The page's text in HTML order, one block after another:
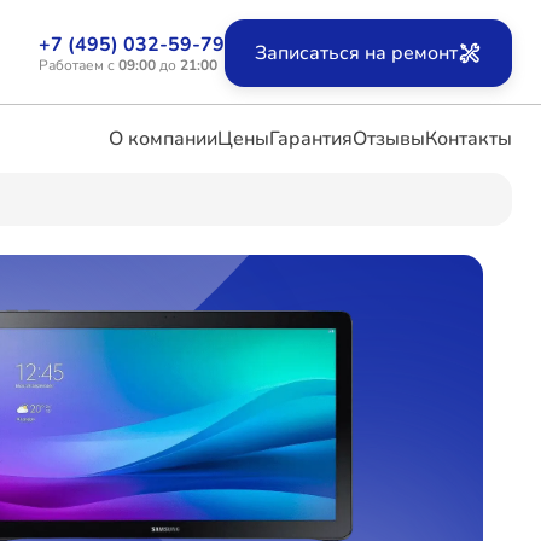
+7 (495) 032-59-79
Работаем с 09:00до 21:00 Записаться на ремонт
О компанииЦеныГарантияОтзывыКонтакты